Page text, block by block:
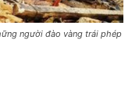
người đào vàng trái phép